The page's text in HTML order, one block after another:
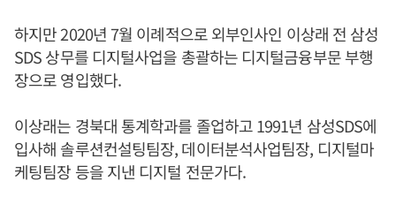
하지만 2020년 7월 이례적으로 외부인사인 이상래 전 삼성
SDS 상무를 디지털사업을 총괄하는 디지털금융부문 부행
장으로 영입했다.
이상래는 경북대 통계학과를 졸업하고 1991년 삼성SDS에
입사해 솔루션컨설팅팀장, 데이터분석사업팀장, 디지털마
케팅팀장 등을 지낸 디지털 전문가다.